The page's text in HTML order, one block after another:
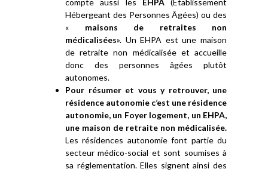
compte aussi les EHPA(Établissement
Hébergeant des Personnes Âgées) ou des
« maisons de retraites non
médicalisées». Un EHPA est une maison
de retraite non médicalisée et accueille
donc des personnes âgées plutôt
autonomes.
Pour résumer et vous y retrouver, une
résidence autonomie c’est une résidence
autonomie, un Foyer logement, un EHPA,
une maison de retraite non médicalisée.
Les résidences autonomie font partie du
secteur médico-social et sont soumises à
sa réglementation. Elles signent ainsi des